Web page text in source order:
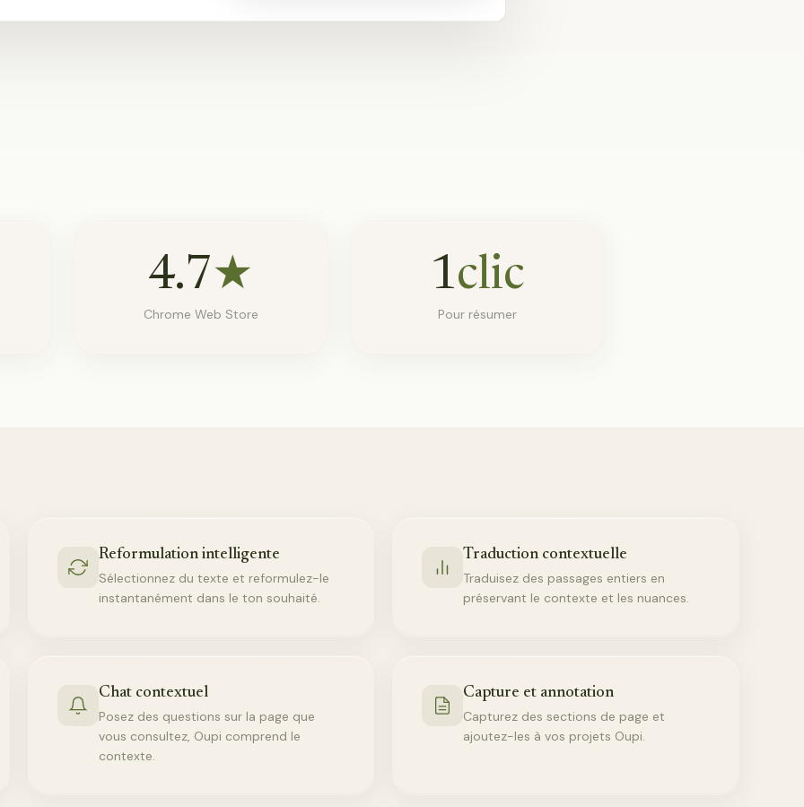
4.7★
Chrome Web Store
1clic
Pour résumer
Reformulation intelligente
Sélectionnez du texte et reformulez-le
instantanément dans le ton souhaité.
Traduction contextuelle
Traduisez des passages entiers en
préservant le contexte et les nuances.
Chat contextuel
Posez des questions sur la page que
vous consultez, Oupi comprend le
contexte.
Capture et annotation
Capturez des sections de page et
ajoutez-les à vos projets Oupi.